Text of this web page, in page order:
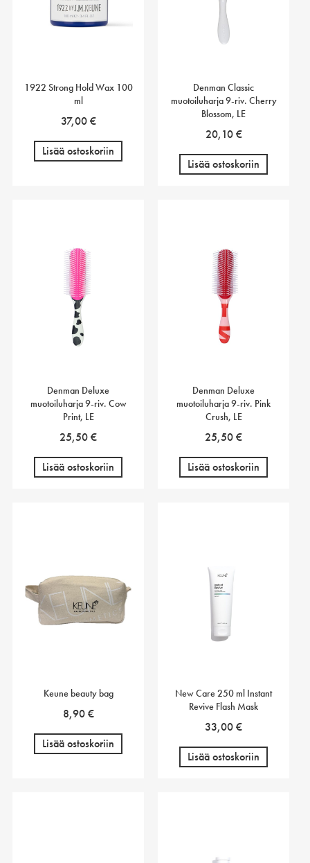
1922 Strong Hold Wax 100
ml
37,00€
Lisää ostoskoriin
Denman Classic
muotoiluharja 9-riv. Cherry
Blossom, LE
20,10€
Lisää ostoskoriin
Denman Deluxe
muotoiluharja 9-riv. Cow
Print, LE
25,50€
Lisää ostoskoriin
Denman Deluxe
muotoiluharja 9-riv. Pink
Crush, LE
25,50€
Lisää ostoskoriin
Keune beauty bag
8,90€
Lisää ostoskoriin
New Care 250 ml Instant
Revive Flash Mask
33,00€
Lisää ostoskoriin